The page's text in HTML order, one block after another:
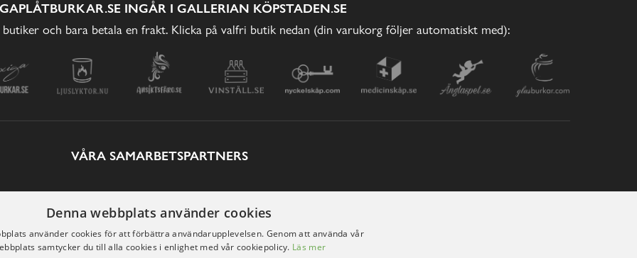
INGÅR I GALLERIAN KÖPSTADEN.SE
och bara betala en frakt. Klicka på valfri butik nedan (din varukorg följer automatiskt med):
VÅRA SAMARBETSPARTNERS
Denna webbplats använder cookies
använder cookies för att förbättra användarupplevelsen. Genom att använda vår
samtycker du till alla cookies i enlighet med vår cookiepolicy. Läs mer